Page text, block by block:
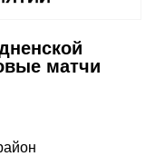
матчи